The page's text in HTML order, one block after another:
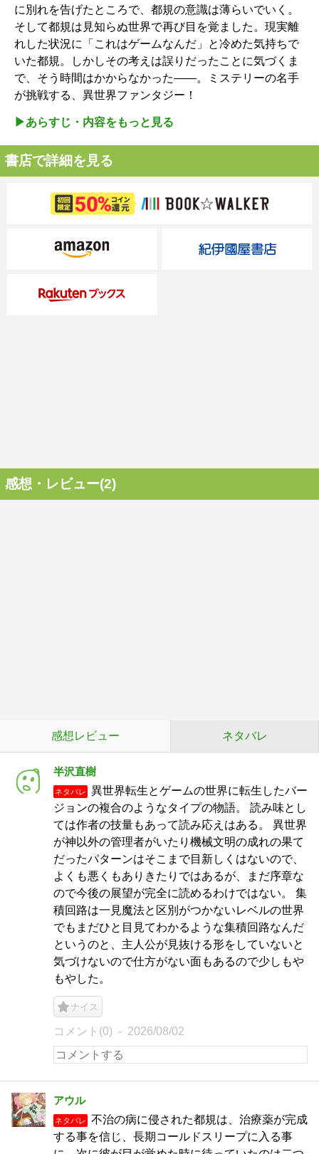
に別れを告げたところで、都規の意識は薄らいでいく。
そして都規は見知らぬ世界で再び目を覚ました。現実離
れした状況に「これはゲームなんだ」と冷めた気持ちで
いた都規。しかしその考えは誤りだったことに気づくま
で、そう時間はかからなかった――。ミステリーの名手
が挑戦する、異世界ファンタジー！
▶︎あらすじ・内容をもっと見る
書店で詳細を見る
感想・レビュー(2)
感想レビュー ネタバレ
半沢直樹
ネタバレ
異世界転生とゲームの世界に転生したバー
ジョンの複合のようなタイプの物語。 読み味とし
ては作者の技量もあって読み応えはある。 異世界
が神以外の管理者がいたり機械文明の成れの果て
だったパターンはそこまで目新しくはないので、
よくも悪くもありきたりではあるが、まだ序章な
ので今後の展望が完全に読めるわけではない。 集
積回路は一見魔法と区別がつかないレベルの世界
でもまだひと目見てわかるような集積回路なんだ
というのと、主人公が見抜ける形をしていないと
気づけないので仕方がない面もあるので少しもや
もやした。
ナイス
コメント(0) 2026/08/02
アウル
ネタバレ
不治の病に侵された都規は、治療薬が完成
する事を信じ、長期コールドスリープに入る事